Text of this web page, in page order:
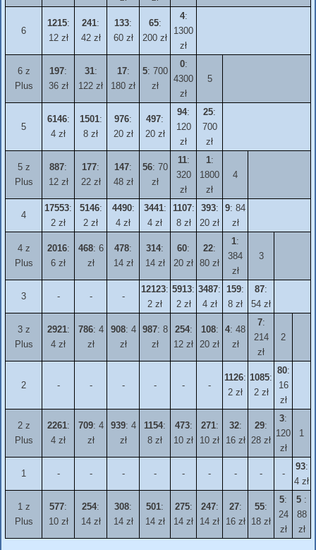
6
1215:
12 zł
241:
42 zł
133:
60 zł
65:
200 zł
4:
1300
zł
6 z
Plus
197:
36 zł
31:
122 zł
17:
180 zł
5: 700
zł
0:
4300
zł
5
5
6146:
4 zł
1501:
8 zł
976:
20 zł
497:
20 zł
94:
120
zł
25:
700
zł
5 z
Plus
887:
12 zł
177:
22 zł
147:
48 zł
56: 70
zł
11:
320
zł
1:
1800
zł
4
4
17553:
2 zł
5146:
2 zł
4490:
4 zł
3441:
4 zł
1107:
8 zł
393:
20 zł
9: 84
zł
4 z
Plus
2016:
6 zł
468: 6
zł
478:
14 zł
314:
14 zł
60:
20 zł
22:
80 zł
1:
384
zł
3
3 - - -
12123:
2 zł
5913:
2 zł
3487:
4 zł
159:
8 zł
87:
54 zł
3 z
Plus
2921:
4 zł
786: 4
zł
908: 4
zł
987: 8
zł
254:
12 zł
108:
20 zł
4: 48
zł
7:
214
zł
2
2 - - - - - -
1126:
2 zł
1085:
2 zł
80:
16
zł
2 z
Plus
2261:
4 zł
709: 4
zł
939: 4
zł
1154:
8 zł
473:
10 zł
271:
10 zł
32:
16 zł
29:
28 zł
3:
120
zł
1
1 - - - - - - - - -
93:
4 zł
1 z
Plus
577:
10 zł
254:
14 zł
308:
14 zł
501:
14 zł
275:
14 zł
247:
14 zł
27:
16 zł
55:
18 zł
5:
24
zł
5 :
88
zł